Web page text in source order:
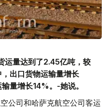
运量达到了2.45亿吨，较
出口货物运输量增长
量增长14%。-她说。
公司和哈萨克航空公司客运